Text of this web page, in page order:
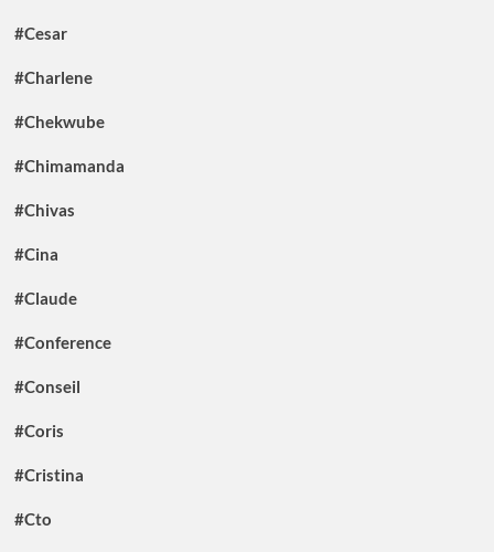
#Cesar
#Charlene
#Chekwube
#Chimamanda
#Chivas
#Cina
#Claude
#Conference
#Conseil
#Coris
#Cristina
#Cto